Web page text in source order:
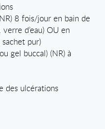
8 fois/jour en bain de
d’eau) OU en
pur)
gel buccal) (NR) à
des ulcérations